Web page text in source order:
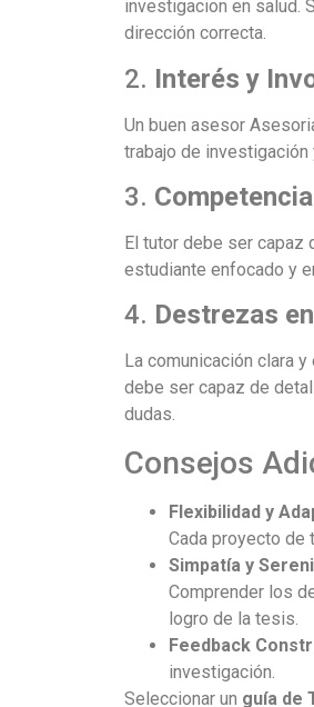
investigacion en salud.
dirección correcta.
2. Interés y
Un buen asesor
trabajo de
3.
El tutor debe ser capaz
estudiante enfocado y
4. Destrezas
La comunicación clara
debe ser capaz de
dudas.
Consejos
Flexibilidad y
Cada proyecto
Simpatía y
Comprender los
logro de la tesis.
Feedback
investigación.
Seleccionar un guía de